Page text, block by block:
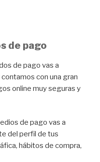
de pago
de pago vas a
con una gran
online muy seguras y
de pago vas a
del perfil de tus
hábitos de compra,